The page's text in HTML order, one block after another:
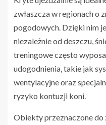
zwłaszcza w regionach o
pogodowych. Dzięki nim
niezależnie od deszczu,
treningowe często
udogodnienia, takie jak
wentylacyjne oraz
ryzyko kontuzji koni.
Obiekty przeznaczone do